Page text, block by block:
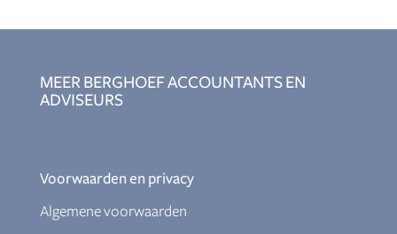
MEER BERGHOEF ACCOUNTANTS EN
ADVISEURS
Voorwaarden en privacy
Algemene voorwaarden